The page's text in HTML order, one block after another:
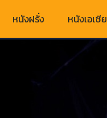
หนังฝรั่ง หนังเอเชีย